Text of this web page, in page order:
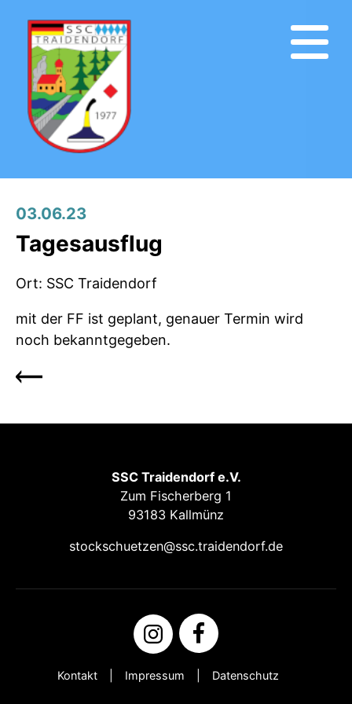
03.06.23
Tagesausflug
Ort: SSC Traidendorf
mit der FF ist geplant, genauer Termin wird
noch bekanntgegeben.
SSC Traidendorf e.V.
Zum Fischerberg 1
93183 Kallmünz
stockschuetzen@ssc.traidendorf.de
Kontakt Impressum Datenschutz